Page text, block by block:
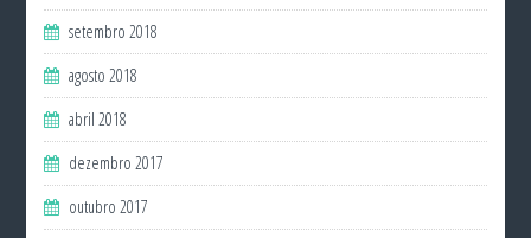
setembro 2018
agosto 2018
abril 2018
dezembro 2017
outubro 2017